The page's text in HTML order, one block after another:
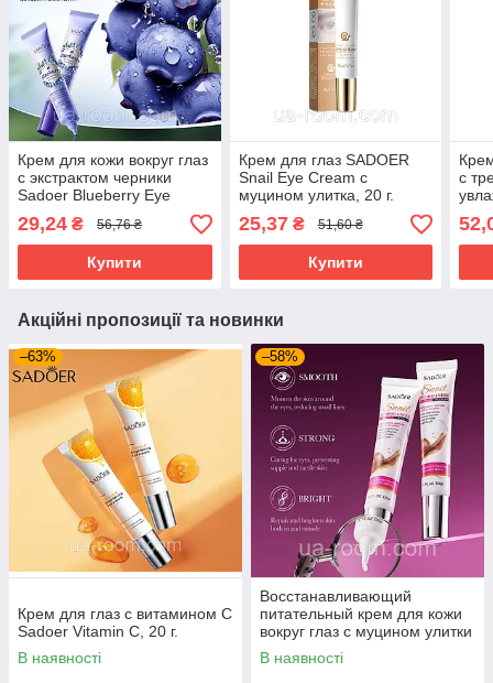
Крем для кожи вокруг глаз
с экстрактом черники
Sadoer Blueberry Eye
Cream Eye, 20 г.
29,24 ₴ 56,76 ₴
Купити
Крем для глаз SADOER
Snail Eye Cream с
муцином улитка, 20 г.
25,37₴ 51,60 ₴
Купити
с
Акційні пропозиції та новинки
–63%
Крем для глаз с витамином С
Sadoer Vitamin C, 20 г.
В наявності
–58%
Восстанавливающий
питательный крем для кожи
вокруг глаз с муцином улитки
Sadoer,20г.
В наявності